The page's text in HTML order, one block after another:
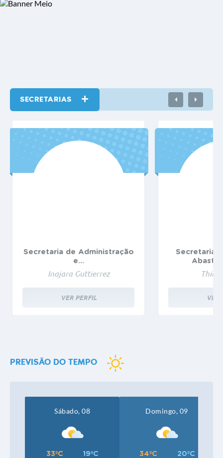
TUPI PAULISTA ADERIU PROGRAMA
SECRETARIASVER MAIS
Secretaria de Administração
e...
Inajara Guttierrez
VER PERFIL
Secretaria
VER
PREVISÃO DO TEMPO
Sábado, 08
33ºC 19ºC
Domingo, 09
34ºC 20ºC